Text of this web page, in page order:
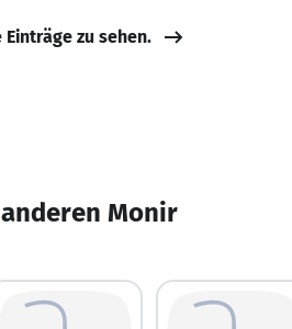
zu sehen.
Monir